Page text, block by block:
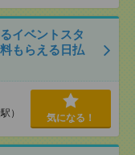
イベントスタ
もらえる日払
） 気になる！